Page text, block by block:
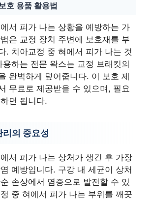
호 용품 활용법
서 피가 나는 상황을 예방하는 가
은 교정 장치 주변에 보호재를 부
. 치아교정 중 혀에서 피가 나는 것
하는 전문 왁스는 교정 브래킷의
완벽하게 덮어줍니다. 이 보호 제
무료로 제공받을 수 있으며, 필요
면 됩니다.
리의 중요성
서 피가 나는 상처가 생긴 후 가장
예방입니다. 구강 내 세균이 상처
손상에서 염증으로 발전할 수 있
중 혀에서 피가 나는 부위를 깨끗